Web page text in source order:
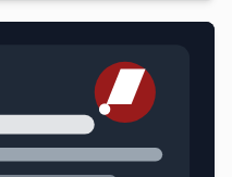
Penggeledahan,